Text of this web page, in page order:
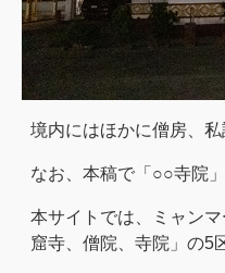
境内にはほかに僧房、私
なお、本稿で「○○寺院
本サイトでは、ミャン
窟寺、僧院、寺院」の5